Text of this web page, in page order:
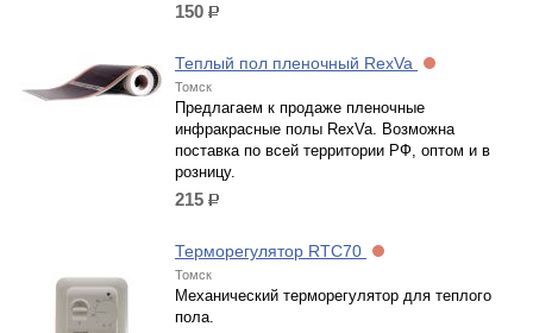
150 р.
Теплый пол пленочный RexVa
Томск
Предлагаем к продаже пленочные
инфракрасные полы RexVa. Возможна
поставка по всей территории РФ, оптом и в
розницу.
215 р.
Терморегулятор RTC70
Томск
Механический терморегулятор для теплого
пола.